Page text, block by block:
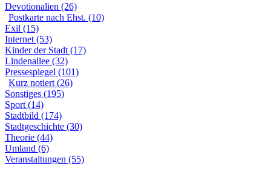
Devotionalien (26)
Postkarte nach Ehst. (10)
Exil (15)
Internet (53)
Kinder der Stadt (17)
Lindenallee (32)
Pressespiegel (101)
Kurz notiert (26)
Sonstiges (195)
Sport (14)
Stadtbild (174)
Stadtgeschichte (30)
Theorie (44)
Umland (6)
Veranstaltungen (55)